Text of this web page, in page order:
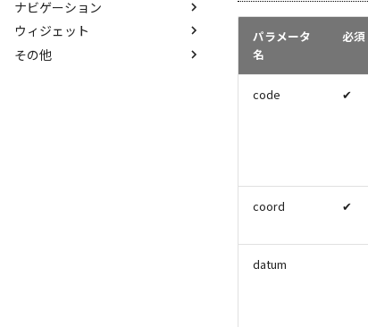
拠点間コスト一括高速計算(車)
スポット種別推定
周辺施設検索
路線ID検索
路線検索
路線オートコンプリート
道路検索
道路形状取得
ガソリン平均価格検索
駅別運行情報検索
複数要素オートコンプリート
ナビゲーション
ナビゲーション(車)
ナビゲーション(自転車)
ウィジェット
交通費計算(トータルナビ)
その他
パラメータ
名
必須
code ✔
coord ✔
datum